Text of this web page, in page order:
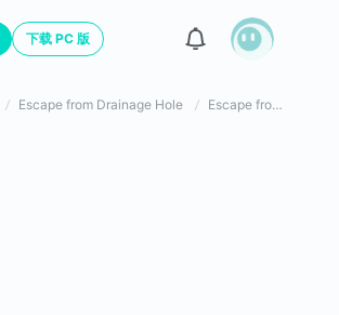
下载 PC 版
Escape from Drainage Hole Escape from Drainage Hole游戏评价